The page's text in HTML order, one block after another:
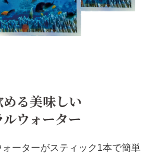
る美味しい
ルウォーター
ーターがスティック1本で簡単